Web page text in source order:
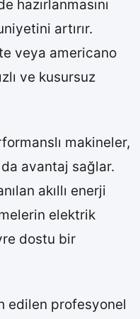
hazırlanmasını
artırır.
veya americano
ve kusursuz
makineler,
avantaj sağlar.
akıllı enerji
elektrik
dostu bir
edilen profesyonel